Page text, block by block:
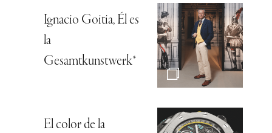
Ignacio Goitia, Él es
la
Gesamtkunstwerk*
El color de la